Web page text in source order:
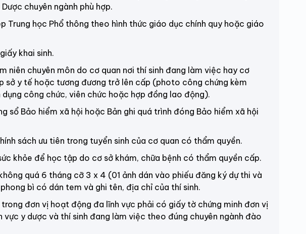
chuyên ngành phù hợp.
học Phổ thông theo hình thức giáo dục chính quy hoặc giáo
khai sinh.
niên chuyên môn do cơ quan nơi thí sinh đang làm việc hay cơ
sở y tế hoặc tương đương trở lên cấp (photo công chứng kèm
công chức, viên chức hoặc hợp đồng lao động).
sổ Bảo hiểm xã hội hoặc Bản ghi quá trình đóng Bảo hiểm xã hội
sách ưu tiên trong tuyển sinh của cơ quan có thẩm quyền.
khỏe để học tập do cơ sở khám, chữa bệnh có thẩm quyền cấp.
quá 6 tháng cỡ 3 x 4 (01 ảnh dán vào phiếu đăng ký dự thi và
phong bì có dán tem và ghi tên, địa chỉ của thí sinh.
đơn vị hoạt động đa lĩnh vực phải có giấy tờ chứng minh đơn vị
y dược và thí sinh đang làm việc theo đúng chuyên ngành đào